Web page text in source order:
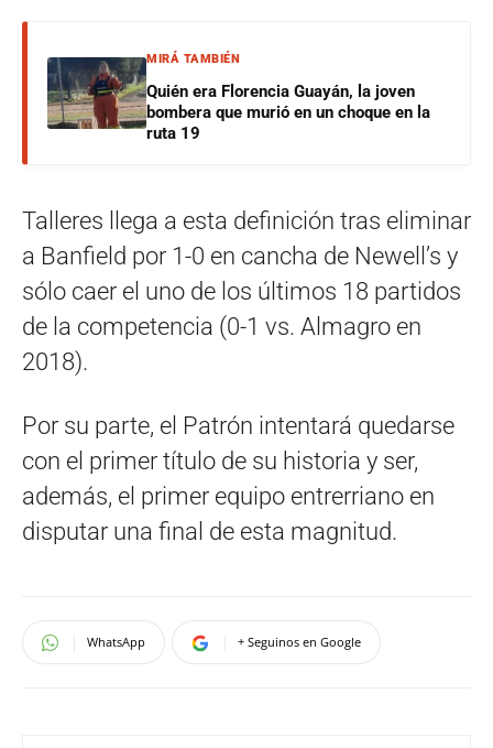
MIRÁ TAMBIÉN
Quién era Florencia Guayán, la joven
bombera que murió en un choque en la
ruta 19
Talleres llega a esta definición tras eliminar
a Banfield por 1-0 en cancha de Newell’s y
sólo caer el uno de los últimos 18 partidos
de la competencia (0-1 vs. Almagro en
2018).
Por su parte, el Patrón intentará quedarse
con el primer título de su historia y ser,
además, el primer equipo entrerriano en
disputar una final de esta magnitud.
WhatsApp + Seguinos en Google